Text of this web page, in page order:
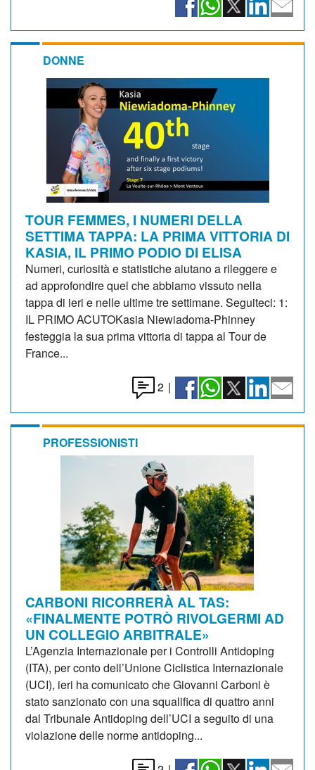
DONNE
TOUR FEMMES, I NUMERI DELLA
SETTIMA TAPPA: LA PRIMA VITTORIA DI
KASIA, IL PRIMO PODIO DI ELISA
Numeri, curiosità e statistiche aiutano a rileggere e
ad approfondire quel che abbiamo vissuto nella
tappa di ieri e nelle ultime tre settimane. Seguiteci: 1:
IL PRIMO ACUTOKasia Niewiadoma-Phinney
festeggia la sua prima vittoria di tappa al Tour de
France...
2 |
PROFESSIONISTI
CARBONI RICORRERÀ AL TAS:
«FINALMENTE POTRÒ RIVOLGERMI AD
UN COLLEGIO ARBITRALE»
L’Agenzia Internazionale per i Controlli Antidoping
(ITA), per conto dell’Unione Ciclistica Internazionale
(UCI), ieri ha comunicato che Giovanni Carboni è
stato sanzionato con una squalifica di quattro anni
dal Tribunale Antidoping dell’UCI a seguito di una
violazione delle norme antidoping...